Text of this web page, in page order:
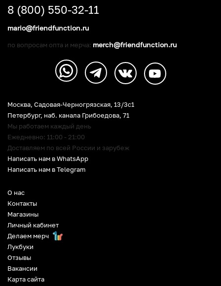
О нас
Контакты
Магазины
Личный кабинет
Делаем мерч
Лукбуки
Отзывы
Вакансии
Карта сайта
Москва, Садовая-Черногрязская, 13/3c1
Петербург, наб. канала Грибоедова, 71
Мы работаем каждый день
Ежедневно: 11:00 - 21:00
Доставляем по всей России и зарубеж
Написать нам в WhatsApp
Написать нам в Telegram
8 (800) 550-32-11
mario@friendfunction.ru
по вопросам опта и мерча: merch@friendfunction.ru